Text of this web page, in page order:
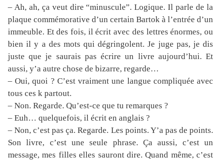
– Ah, ah, ça veut dire “minuscule”. Logique. Il parle de la
plaque commémorative d’un certain Bartok à l’entrée d’un
immeuble. Et des fois, il écrit avec des lettres énormes, ou
bien il y a des mots qui dégringolent. Je juge pas, je dis
juste que je saurais pas écrire un livre aujourd’hui. Et
aussi, y’a autre chose de bizarre, regarde…
– Oui, quoi ? C’est vraiment une langue compliquée avec
tous ces k partout.
– Non. Regarde. Qu’est-ce que tu remarques ?
– Euh… quelquefois, il écrit en anglais ?
– Non, c’est pas ça. Regarde. Les points. Y’a pas de points.
Son livre, c’est une seule phrase. Ça aussi, c’est un
message, mes filles elles sauront dire. Quand même, c’est